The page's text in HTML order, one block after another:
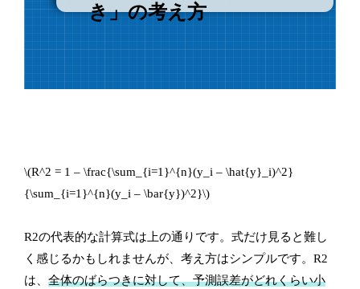
き」の考え方
\(R^2 = 1 – \frac{\sum_{i=1}^{n}(y_i – \hat{y}_i)^2}
{\sum_{i=1}^{n}(y_i – \bar{y})^2}\)
R2の代表的な計算式は上の通りです。式だけ見ると難し
く感じるかもしれませんが、考え方はシンプルです。R2
は、全体のばらつきに対して、予測誤差がどれくらい小